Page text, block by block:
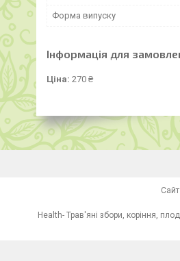
Форма випуску
Інформація для
Ціна: 270 ₴